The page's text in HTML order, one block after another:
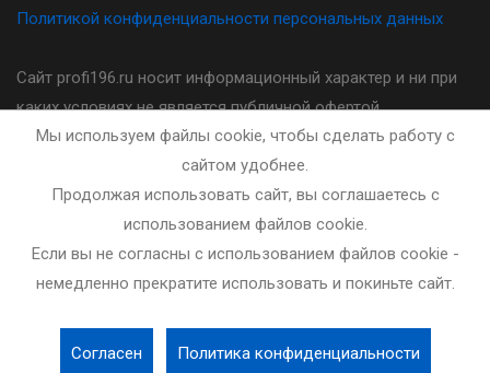
Политикой конфиденциальности персональных данных
Сайт profi196.ru носит информационный характер и ни при
каких условиях не является публичной офертой,
определяемой положениями статьи 437(2) Гражданского
кодекса Российской Федерации. Стоимость, порядок и
другие условия предоставления услуг указанных на сайте
необходимо уточнять у администратора автошколы.
Разработка и сопровождение сайта - bleaksoft.ru
Мы используем файлы cookie, чтобы сделать работу с
сайтом удобнее.
Продолжая использовать сайт, вы соглашаетесь с
использованием файлов cookie.
Если вы не согласны с использованием файлов cookie -
немедленно прекратите использовать и покиньте сайт.
Согласен Политика конфиденциальности